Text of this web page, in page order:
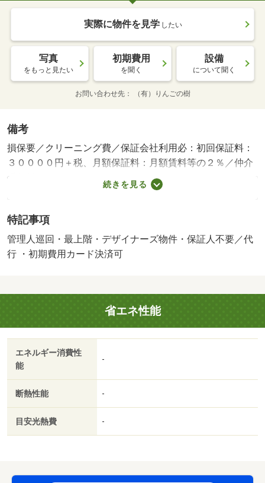
実際に物件を見学 したい
写真
をもっと見たい
初期費用
を聞く
設備
について聞く
お問い合わせ先 （有）りんごの樹
備考
損保要／クリーニング費／保証会社利用必：初回保証料：
３００００円＋税、月額保証料：月額賃料等の２％／仲介
手数料１．１ヶ月／バストイレ別／バルコニー／ＴＶイン
ターホン／浴室乾燥機／オートロック／室内洗濯置／シス
ー／洗面所独立／駐輪場／宅配ボックス／最上階／３口以
上コンロ／対面式キッチン／防犯カメラ／ＩＨクッキング
ヒーター／オートバス／グリル付／ウォークインクロゼッ
ラス／防犯ガラス／太陽光発電システム／敷地内ごみ置き
場／ＬＤＫ１２畳以上／都市ガス／室内物干機／天井高シ
ューズクロゼット／ＢＳ／初期費用カード決済可／通風良
好／巡回管理／アクエル前橋（ショッピングセンター）ま
で２９０ｍ／ジョイフーズ前橋南店（スーパー）まで８４
８ｍ／セブンイレブン前橋表町２丁目店（コンビニ）まで
グストア）まで７５６ｍ／プロントアクエル前橋店（飲食
店）まで２８６ｍ／医療法人社団生方会前橋ふえきクリニ
ック（病院）まで４７５ｍ
続きを見る
特記事項
管理人巡回・最上階・デザイナーズ物件・保証人不要／代
行 ・初期費用カード決済可
省エネ性能
エネルギー消費性
能
-
断熱性能 -
目安光熱費 -